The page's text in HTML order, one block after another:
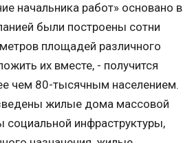
начальника работ» основано в
были построены сотни
площадей различного
их вместе, - получится
чем 80-тысячным населением.
жилые дома массовой
социальной инфраструктуры,